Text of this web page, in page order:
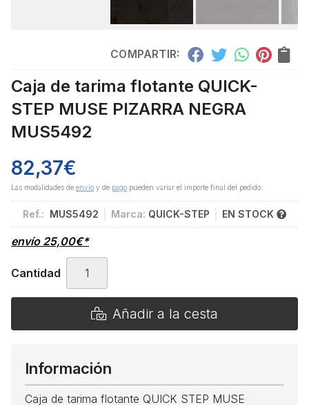
COMPARTIR:
Caja de tarima flotante QUICK-
STEP MUSE PIZARRA NEGRA
MUS5492
82,37€
Las modalidades de envío y de pago pueden variar el importe final del pedido.
Ref.: MUS5492 Marca: QUICK-STEP EN STOCK
envío 25,00€*
Cantidad
Añadir a la cesta
Información
Caja de tarima flotante QUICK STEP MUSE